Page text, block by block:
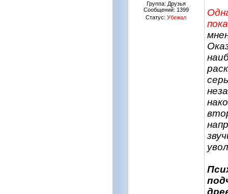
Группа: Друзья
Сообщений: 1399
Статус:Убежал